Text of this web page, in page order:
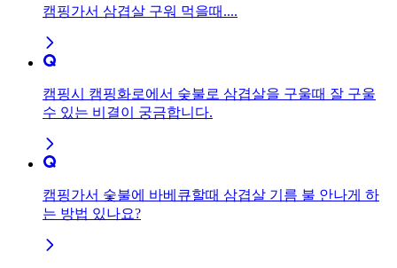
캠핑가서 삼겹살 구워 먹을때....
캠핑시 캠핑화로에서 숮불로 삼겹살을 구울때 잘 구울
수 있는 비결이 궁금합니다.
캠핑가서 숯불에 바베큐할때 삼겹살 기름 불 안나게 하
는 방법 있나요?